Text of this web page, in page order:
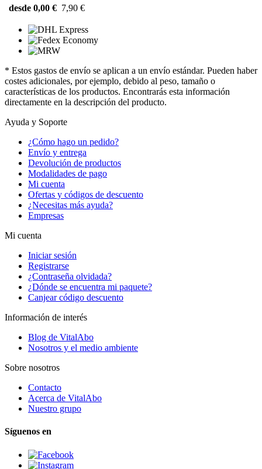
desde 0,00 € 7,90 €
* Estos gastos de envío se aplican a un envío estándar. Pueden haber
costes adicionales, por ejemplo, debido al peso, tamaño o
características de los productos. Encontrarás esta información
directamente en la descripción del producto.
Ayuda y Soporte
¿Cómo hago un pedido?
Envío y entrega
Devolución de productos
Modalidades de pago
Mi cuenta
Ofertas y códigos de descuento
¿Necesitas más ayuda?
Empresas
Mi cuenta
Iniciar sesión
Registrarse
¿Contraseña olvidada?
¿Dónde se encuentra mi paquete?
Canjear código descuento
Información de interés
Blog de VitalAbo
Nosotros y el medio ambiente
Sobre nosotros
Contacto
Acerca de VitalAbo
Nuestro grupo
Síguenos en